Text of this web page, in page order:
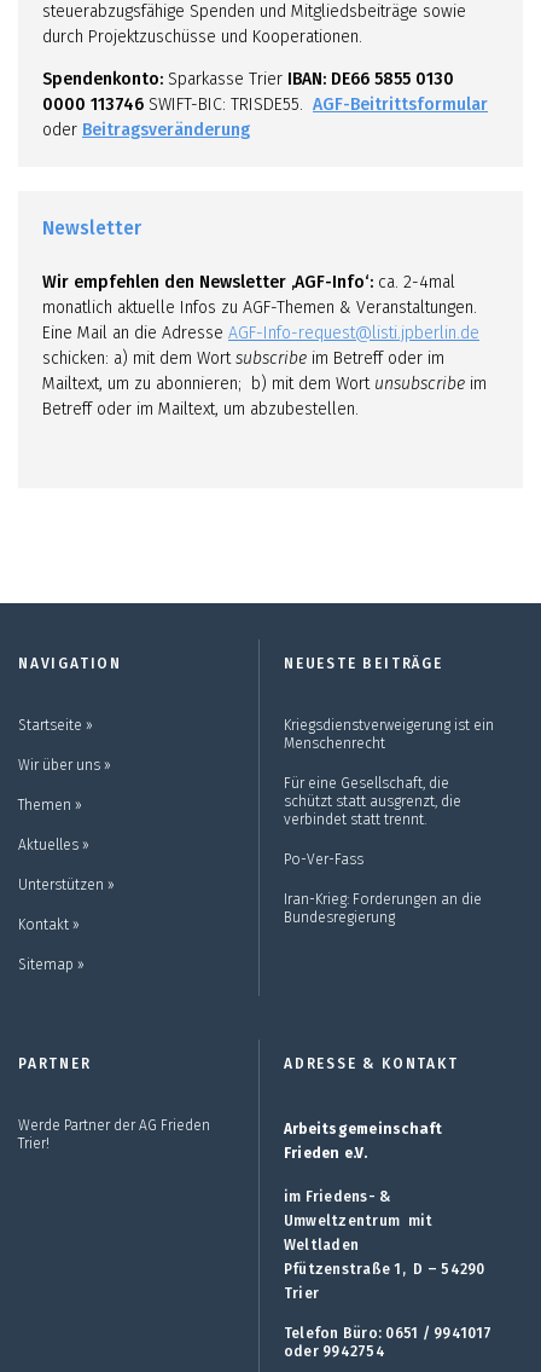
steuerabzugsfähige Spenden und Mitgliedsbeiträge sowie
durch Projektzuschüsse und Kooperationen.
Spendenkonto: Sparkasse Trier IBAN: DE66 5855 0130
0000 113746 SWIFT-BIC: TRISDE55. AGF-Beitrittsformular
oder Beitragsveränderung
Newsletter
Wir empfehlen den Newsletter ‚AGF-Info‘: ca. 2-4mal
monatlich aktuelle Infos zu AGF-Themen & Veranstaltungen.
Eine Mail an die Adresse AGF-Info-request@listi.jpberlin.de
schicken: a) mit dem Wortsubscribe im Betreff oder im
Mailtext, um zu abonnieren; b) mit dem Wort unsubscribe im
Betreff oder im Mailtext, um abzubestellen.
NAVIGATION
Startseite ››
Wir über uns ››
Themen ››
Aktuelles ››
Unterstützen ››
Kontakt ››
Sitemap ››
NEUESTE BEITRÄGE
Kriegsdienstverweigerung ist ein
Menschenrecht
Für eine Gesellschaft, die
schützt statt ausgrenzt, die
verbindet statt trennt.
Po-Ver-Fass
Iran-Krieg: Forderungen an die
Bundesregierung
PARTNER
Werde Partner der AG Frieden
Trier!
ADRESSE & KONTAKT
Arbeitsgemeinschaft
Frieden e.V.
im Friedens- &
Umweltzentrum mit
Weltladen
Pfützenstraße 1, D – 54290
Trier
Telefon Büro: 0651 / 9941017
oder 9942754